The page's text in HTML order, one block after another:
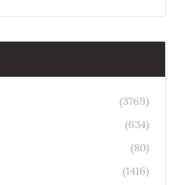
(3769)
(634)
(80)
(1416)